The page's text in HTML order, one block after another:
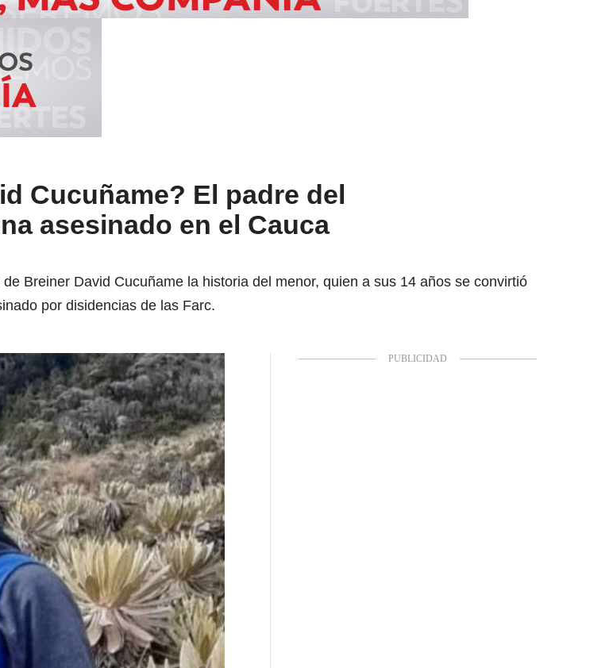
Cucuñame? El padre del
asesinado en el Cauca
Breiner David Cucuñame la historia del menor, quien a sus 14 años se convirtió
por disidencias de las Farc.